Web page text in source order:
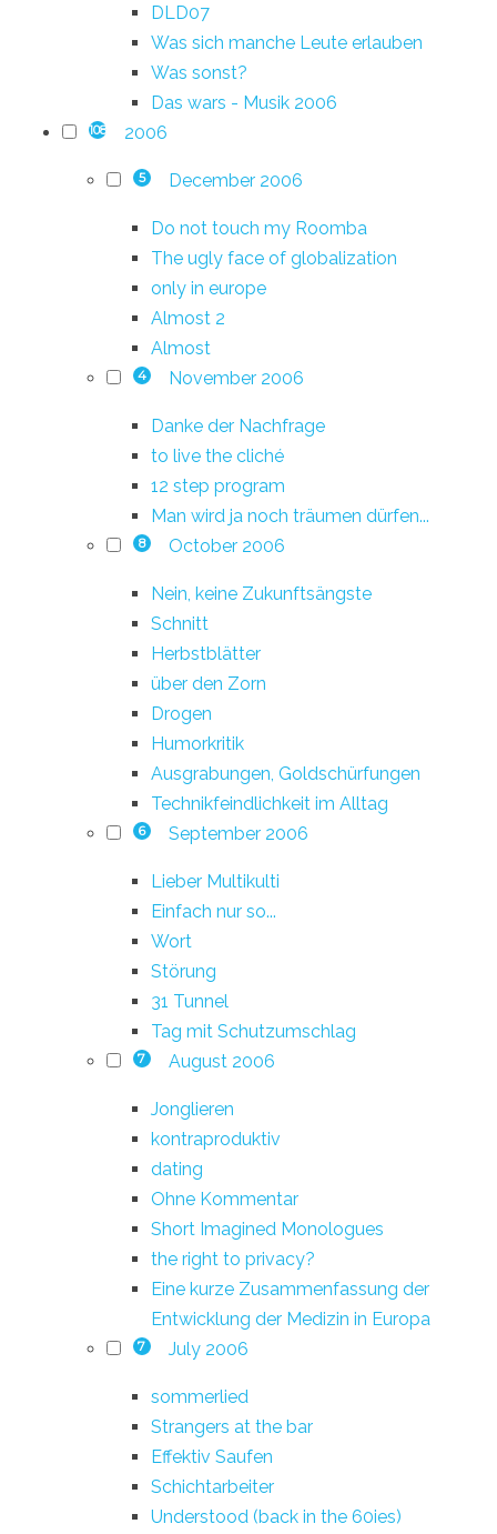
DLD07
Was sich manche Leute erlauben
Was sonst?
Das wars - Musik 2006
108 2006
5 December 2006
Do not touch my Roomba
The ugly face of globalization
only in europe
Almost 2
Almost
4 November 2006
Danke der Nachfrage
to live the cliché
12 step program
Man wird ja noch träumen dürfen...
8 October 2006
Nein, keine Zukunftsängste
Schnitt
Herbstblätter
über den Zorn
Drogen
Humorkritik
Ausgrabungen, Goldschürfungen
Technikfeindlichkeit im Alltag
6 September 2006
Lieber Multikulti
Einfach nur so...
Wort
Störung
31 Tunnel
Tag mit Schutzumschlag
7 August 2006
Jonglieren
kontraproduktiv
dating
Ohne Kommentar
Short Imagined Monologues
the right to privacy?
Eine kurze Zusammenfassung der
Entwicklung der Medizin in Europa
7 July 2006
sommerlied
Strangers at the bar
Effektiv Saufen
Schichtarbeiter
Understood (back in the 60ies)